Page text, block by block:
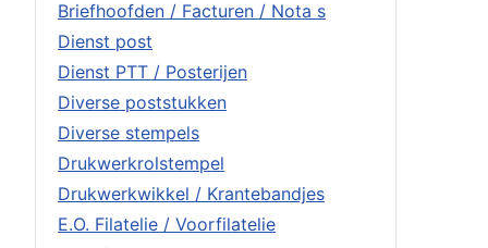
Briefhoofden / Facturen / Nota s
Dienst post
Dienst PTT / Posterijen
Diverse poststukken
Diverse stempels
Drukwerkrolstempel
Drukwerkwikkel / Krantebandjes
E.O. Filatelie / Voorfilatelie